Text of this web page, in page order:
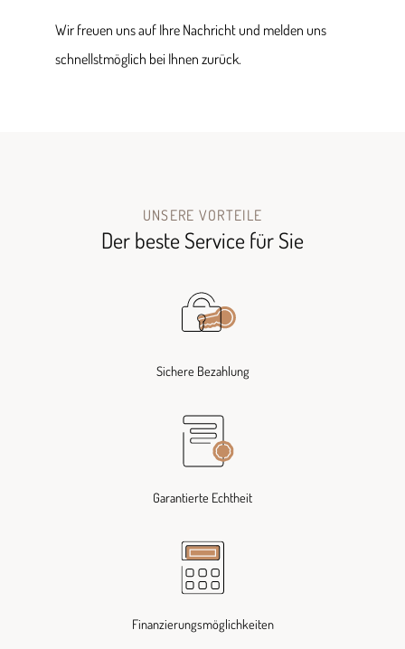
Wir freuen uns auf Ihre Nachricht und melden uns
schnellstmöglich bei Ihnen zurück.
UNSERE VORTEILE
Der beste Service für Sie
Sichere Bezahlung
Garantierte Echtheit
Finanzierungsmöglichkeiten